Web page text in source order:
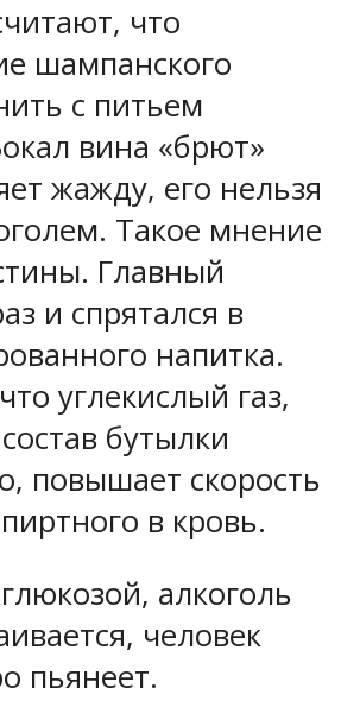
что
шампанского
с питьем
вина «брют»
жажду, его нельзя
Такое мнение
Главный
и спрятался в
напитка.
углекислый газ,
бутылки
повышает скорость
в кровь.
алкоголь
человек
пьянеет.